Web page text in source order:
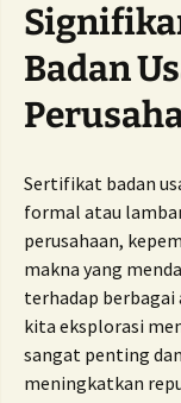
Badan
Sertifikat badan
formal atau
perusahaan,
makna yang
terhadap berbagai
kita eksplorasi
sangat penting
meningkatkan